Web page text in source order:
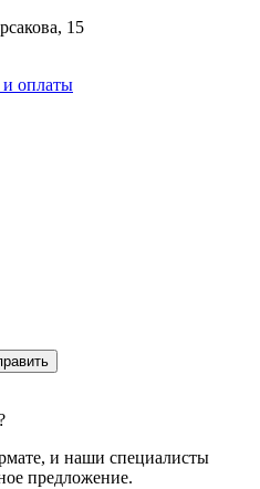
15
и оплаты
и наши специалисты
предложение.